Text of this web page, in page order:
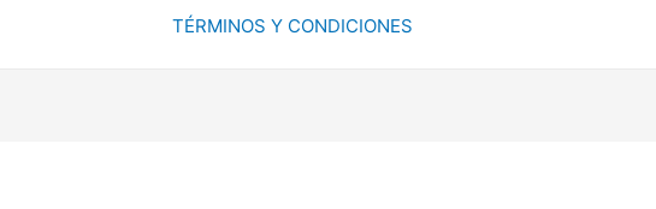
TÉRMINOS Y CONDICIONES